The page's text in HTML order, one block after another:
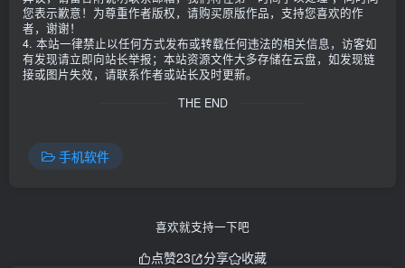
您表示歉意！为尊重作者版权，请购买原版作品，支持您喜欢的作
者，谢谢！
4. 本站一律禁止以任何方式发布或转载任何违法的相关信息，访客如
有发现请立即向站长举报；本站资源文件大多存储在云盘，如发现链
接或图片失效，请联系作者或站长及时更新。
THE END
手机软件
喜欢就支持一下吧
点赞23 分享 收藏